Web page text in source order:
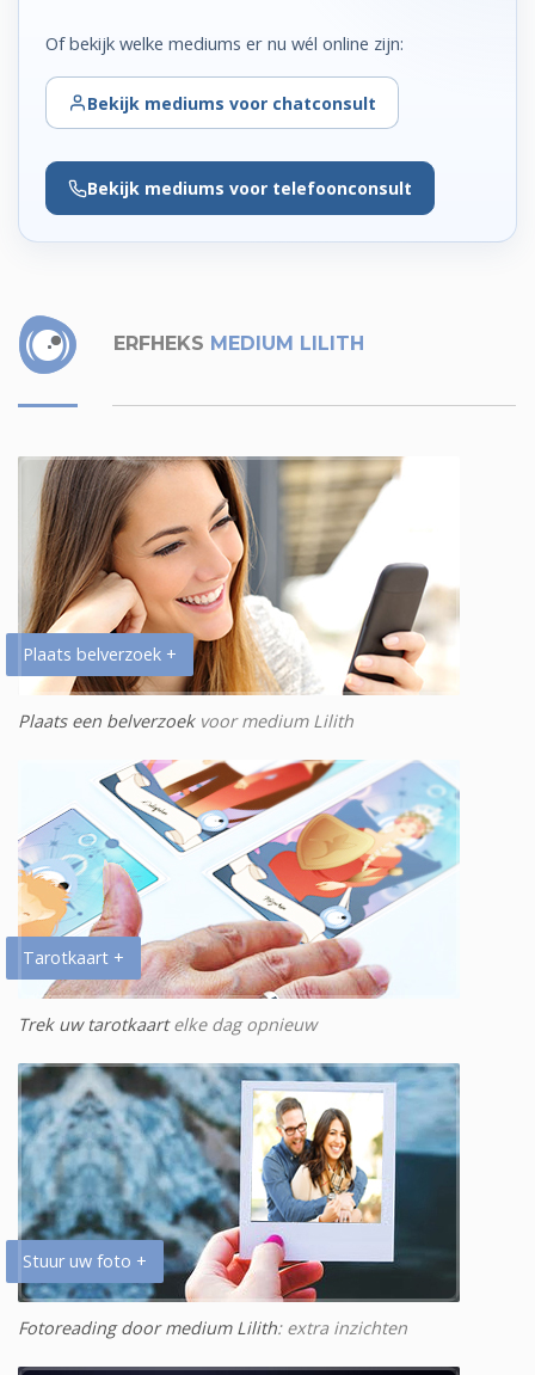
Of bekijk welke mediums er nu wél online zijn:
Bekijk mediums voor chatconsult
Bekijk mediums voor telefoonconsult
ERFHEKS MEDIUM LILITH
Plaats belverzoek +
Plaats een belverzoekvoor medium Lilith
Tarotkaart +
Trek uw tarotkaartelke dag opnieuw
Stuur uw foto +
Fotoreading door medium Lilith: extra inzichten